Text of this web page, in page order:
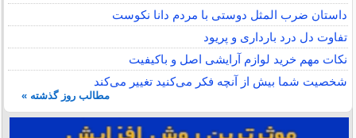
داستان ضرب المثل دوستی با مردم دانا نكوست
تفاوت دل درد بارداری و پریود
نکات مهم خرید لوازم آرایشی اصل و باکیفیت
شخصیت شما بیش از آنچه فکر می‌کنید تغییر می‌کند
مطالب روز گذشته »